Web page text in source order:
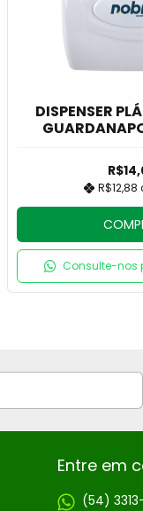
DISPENSER
R$12,88
Consulte-nos
Entre em
(54)